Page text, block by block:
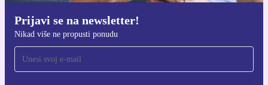
Prijavi se na newsletter!
Nikad više ne propusti ponudu
Preuzmi refurbed aplikaciju
Za iOS i Android